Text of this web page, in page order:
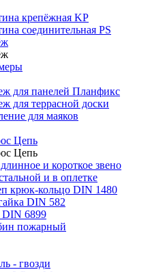
крепёжная KP
соединительная PS
для панелей Планфикс
для террасной доски
для маяков
Цепь
Цепь
и короткое звено
и в оплетке
крюк-кольцо DIN 1480
DIN 582
6899
пожарный
- гвозди